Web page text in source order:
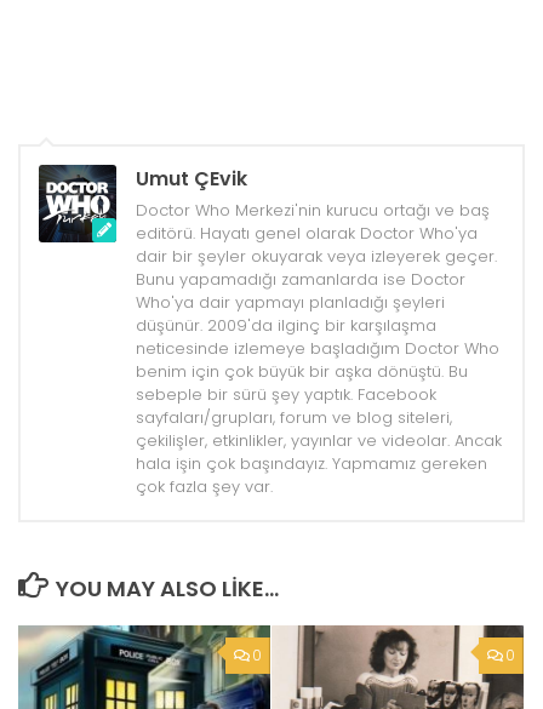
Umut ÇEvik
Doctor Who Merkezi'nin kurucu ortağı ve baş
editörü. Hayatı genel olarak Doctor Who'ya
dair bir şeyler okuyarak veya izleyerek geçer.
Bunu yapamadığı zamanlarda ise Doctor
Who'ya dair yapmayı planladığı şeyleri
düşünür. 2009'da ilginç bir karşılaşma
neticesinde izlemeye başladığım Doctor Who
benim için çok büyük bir aşka dönüştü. Bu
sebeple bir sürü şey yaptık. Facebook
sayfaları/grupları, forum ve blog siteleri,
çekilişler, etkinlikler, yayınlar ve videolar. Ancak
hala işin çok başındayız. Yapmamız gereken
çok fazla şey var.
YOU MAY ALSO LIKE...
0 0